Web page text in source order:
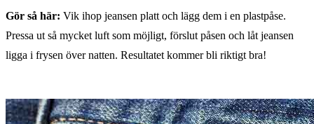
Gör så här: Vik ihop jeansen platt och lägg dem i en plastpåse.
Pressa ut så mycket luft som möjligt, förslut påsen och låt jeansen
ligga i frysen över natten. Resultatet kommer bli riktigt bra!